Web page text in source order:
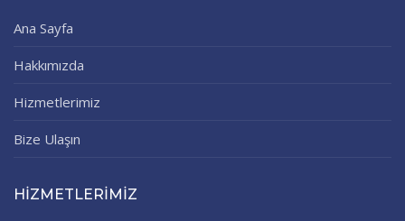
Ana Sayfa
Hakkımızda
Hizmetlerimiz
Bize Ulaşın
HİZMETLERİMİZ